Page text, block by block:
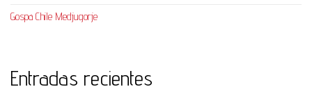
Gospa Chile Medjugorje
Entradas recientes